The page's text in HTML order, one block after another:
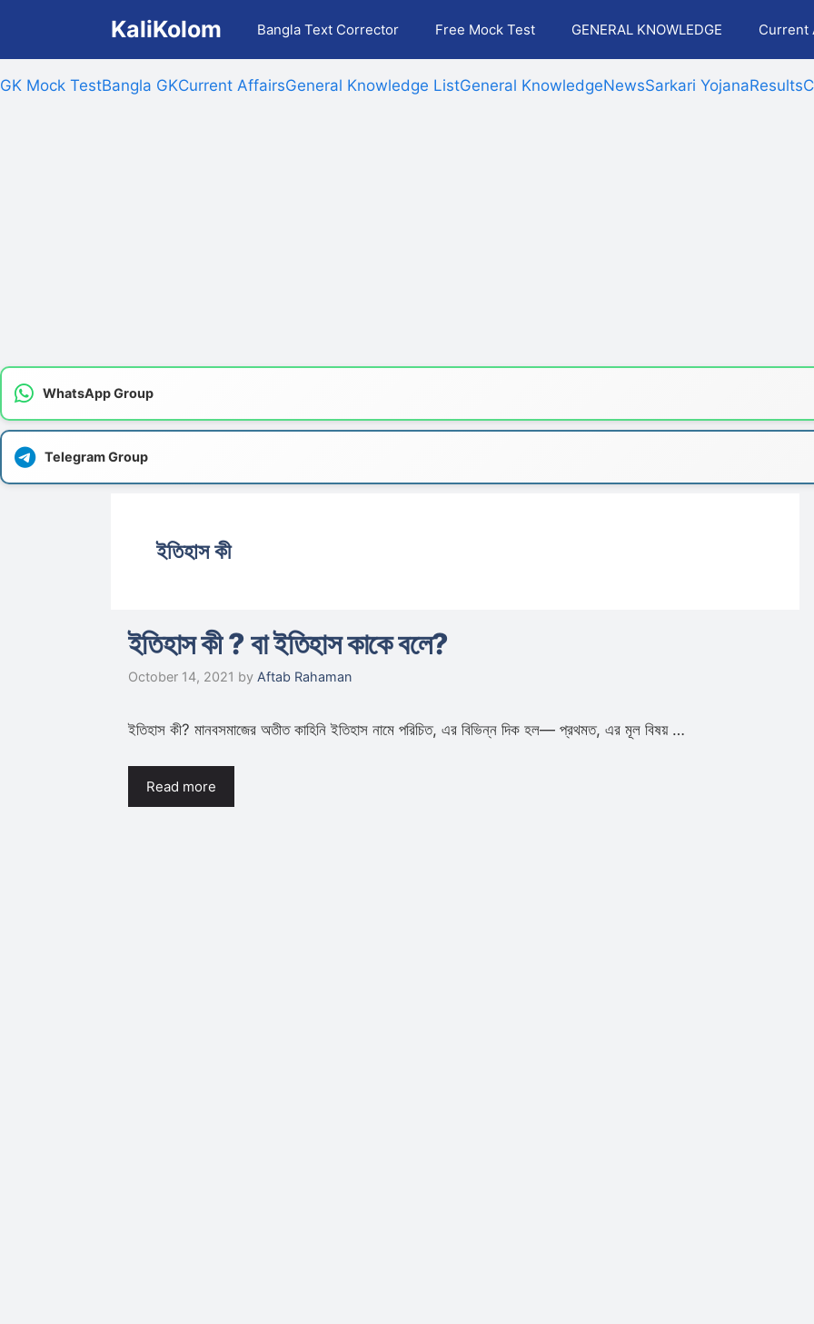
content
KaliKolom Bangla Text Corrector Free Mock Test GENERAL KNOWLEDGE Current
GK Mock TestBangla GKCurrent AffairsGeneral Knowledge ListGeneral KnowledgeNewsSarkari YojanaResults
WhatsApp Group
Telegram Group
ইতিহাস কী
ইতিহাস কী ? বা ইতিহাস কাকে বলে?
October 14, 2021 by Aftab Rahaman
ইতিহাস কী? মানবসমাজের অতীত কাহিনি ইতিহাস নামে পরিচিত, এর বিভিন্ন দিক হল— প্রথমত, এর মূল বিষয় …
Read more